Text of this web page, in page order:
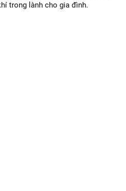
trong lành cho gia đình.